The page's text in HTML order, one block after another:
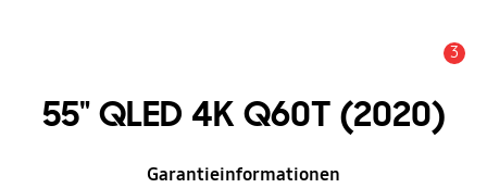
3
55" QLED 4K Q60T (2020)
Garantieinformationen